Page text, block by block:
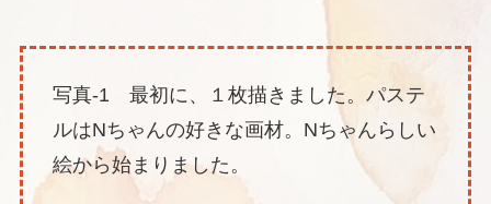
写真-1 最初に、１枚描きました。パステ
ルはNちゃんの好きな画材。Nちゃんらしい
絵から始まりました。